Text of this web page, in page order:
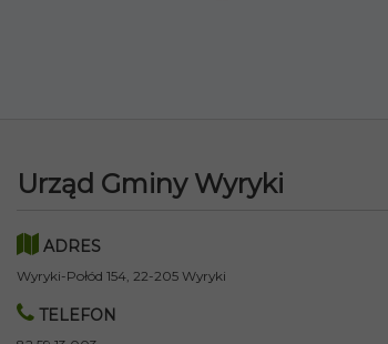
Urząd Gminy Wyryki
ADRES
Wyryki-Połód 154, 22-205 Wyryki
TELEFON